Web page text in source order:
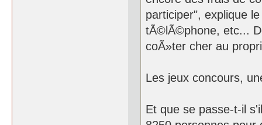
participer", explique
tÃ©lÃ©phone, etc...
coÃ»ter cher au
Les jeux concours,
Et que se passe-t-il